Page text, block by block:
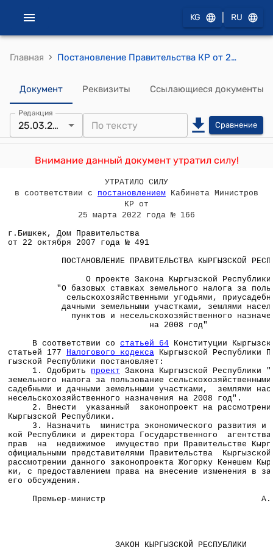
KG RU
Главная › Постановление Правительства КР от 22 октября 2007 года № 491 "О проекте Закона Кыргызской Республики "О базовых ставках земельного налога за пользование сельскохозяйственными угодьями, приусадебными и дачными земельными участками, землями населенных пунктов и несельскохозяйственного назначения на 2008 год"
Документ Реквизиты Ссылающиеся документы
Редакция
25.03.2022 Сравнение
Внимание данный документ утратил силу!